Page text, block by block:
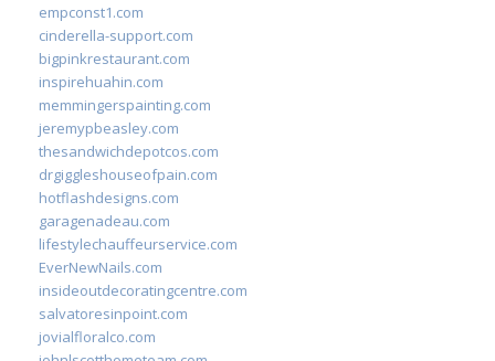
empconst1.com
cinderella-support.com
bigpinkrestaurant.com
inspirehuahin.com
memmingerspainting.com
jeremypbeasley.com
thesandwichdepotcos.com
drgiggleshouseofpain.com
hotflashdesigns.com
garagenadeau.com
lifestylechauffeurservice.com
EverNewNails.com
insideoutdecoratingcentre.com
salvatoresinpoint.com
jovialfloralco.com